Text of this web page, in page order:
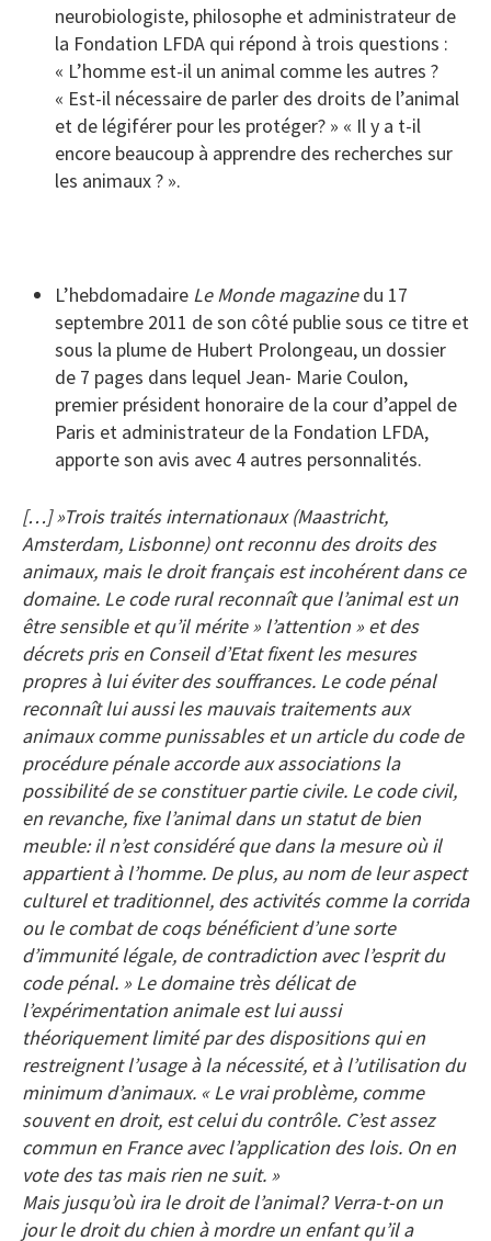
neurobiologiste, philosophe et administrateur de
la Fondation LFDA qui répond à trois questions :
« L’homme est-il un animal comme les autres ?
« Est-il nécessaire de parler des droits de l’animal
et de légiférer pour les protéger? » « Il y a t-il
encore beaucoup à apprendre des recherches sur
les animaux ? ».
L’hebdomadaire Le Monde magazinedu 17
septembre 2011 de son côté publie sous ce titre et
sous la plume de Hubert Prolongeau, un dossier
de 7 pages dans lequel Jean- Marie Coulon,
premier président honoraire de la cour d’appel de
Paris et administrateur de la Fondation LFDA,
apporte son avis avec 4 autres personnalités.
[…] »Trois traités internationaux (Maastricht,
Amsterdam, Lisbonne) ont reconnu des droits des
animaux, mais le droit français est incohérent dans ce
domaine. Le code rural reconnaît que l’animal est un
être sensible et qu’il mérite » l’attention » et des
décrets pris en Conseil d’Etat fixent les mesures
propres à lui éviter des souffrances. Le code pénal
reconnaît lui aussi les mauvais traitements aux
animaux comme punissables et un article du code de
procédure pénale accorde aux associations la
possibilité de se constituer partie civile. Le code civil,
en revanche, fixe l’animal dans un statut de bien
meuble: il n’est considéré que dans la mesure où il
appartient à l’homme. De plus, au nom de leur aspect
culturel et traditionnel, des activités comme la corrida
ou le combat de coqs bénéficient d’une sorte
d’immunité légale, de contradiction avec l’esprit du
code pénal. » Le domaine très délicat de
l’expérimentation animale est lui aussi
théoriquement limité par des dispositions qui en
restreignent l’usage à la nécessité, et à l’utilisation du
minimum d’animaux. « Le vrai problème, comme
souvent en droit, est celui du contrôle. C’est assez
commun en France avec l’application des lois. On en
vote des tas mais rien ne suit. »
Mais jusqu’où ira le droit de l’animal? Verra-t-on un
jour le droit du chien à mordre un enfant qu’il a